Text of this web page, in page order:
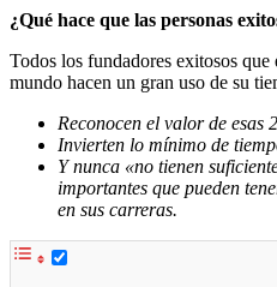
¿Qué hace que las personas
Todos los fundadores exitosos que
mundo hacen un gran uso de su
Reconocen el valor de esas
Invierten lo mínimo de
Y nunca «no tienen
importantes que pueden
en sus carreras.